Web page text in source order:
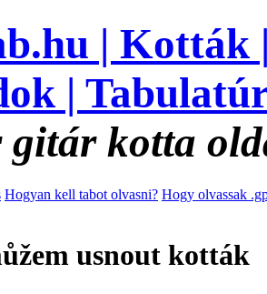
gitár kotta
Hogyan kell tabot olvasni? Hogy olvassak
usnout kották